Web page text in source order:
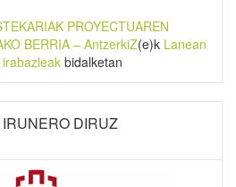
PROYECTUAREN
BERRIA – AntzerkiZ(e)k Lanean
bidalketan
DIRUZ